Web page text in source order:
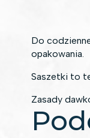
Do
opakowania.
Saszetki to
Zasady